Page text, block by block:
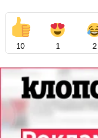
10 1 2